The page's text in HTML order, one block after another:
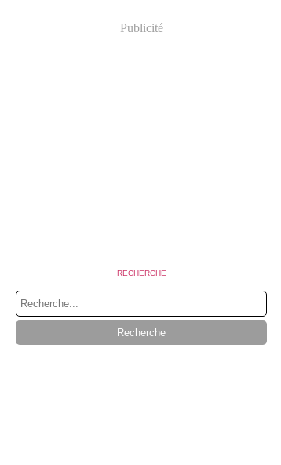
Publicité
RECHERCHE